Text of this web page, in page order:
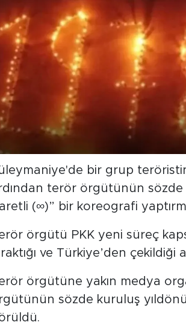
bir grup
terör örgütünün
(∞)” bir koreografi
örgütü PKK yeni süreç
ve Türkiye’den çekildiği
örgütüne yakın medya
sözde kuruluş
GÜNÜMÜZE